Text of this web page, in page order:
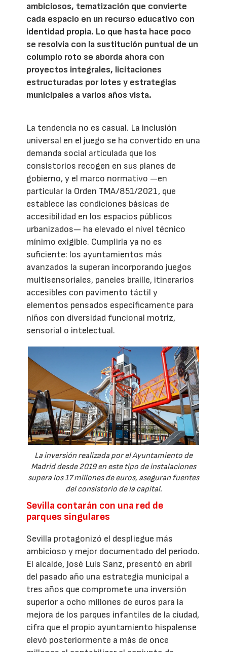
ambiciosos, tematización que convierte
cada espacio en un recurso educativo con
identidad propia. Lo que hasta hace poco
se resolvía con la sustitución puntual de un
columpio roto se aborda ahora con
proyectos integrales, licitaciones
estructuradas por lotes y estrategias
municipales a varios años vista.
La tendencia no es casual. La inclusión
universal en el juego se ha convertido en una
demanda social articulada que los
consistorios recogen en sus planes de
gobierno, y el marco normativo —en
particular la Orden TMA/851/2021, que
establece las condiciones básicas de
accesibilidad en los espacios públicos
urbanizados— ha elevado el nivel técnico
mínimo exigible. Cumplirla ya no es
suficiente: los ayuntamientos más
avanzados la superan incorporando juegos
multisensoriales, paneles braille, itinerarios
accesibles con pavimento táctil y
elementos pensados específicamente para
niños con diversidad funcional motriz,
sensorial o intelectual.
La inversión realizada por el Ayuntamiento de
Madrid desde 2019 en este tipo de instalaciones
supera los 17 millones de euros, aseguran fuentes
del consistorio de la capital.
Sevilla contarán con una red de
parques singulares
Sevilla protagonizó el despliegue más
ambicioso y mejor documentado del periodo.
El alcalde, José Luis Sanz, presentó en abril
del pasado año una estrategia municipal a
tres años que compromete una inversión
superior a ocho millones de euros para la
mejora de los parques infantiles de la ciudad,
cifra que el propio ayuntamiento hispalense
elevó posteriormente a más de once